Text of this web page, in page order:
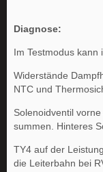
Diagnose:
Im Testmodus kann
Widerstände
NTC und
Solenoidventil
summen. Hinteres
TY4 auf der
die Leiterbahn bei